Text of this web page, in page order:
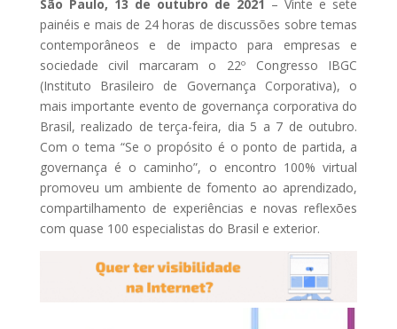
São Paulo, 13 de outubro de 2021 – Vinte e sete
painéis e mais de 24 horas de discussões sobre temas
contemporâneos e de impacto para empresas e
sociedade civil marcaram o 22º Congresso IBGC
(Instituto Brasileiro de Governança Corporativa), o
mais importante evento de governança corporativa do
Brasil, realizado de terça-feira, dia 5 a 7 de outubro.
Com o tema “Se o propósito é o ponto de partida, a
governança é o caminho”, o encontro 100% virtual
promoveu um ambiente de fomento ao aprendizado,
compartilhamento de experiências e novas reflexões
com quase 100 especialistas do Brasil e exterior.